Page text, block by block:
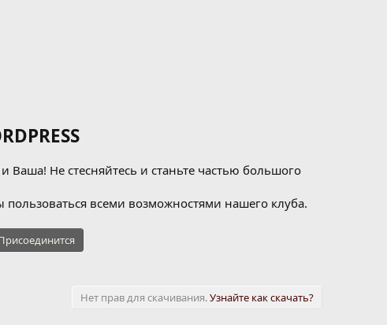
Не стесняйтесь и станьте частью большого
всеми возможностями нашего клуба.
Нет прав для скачивания.Узнайте как скачать?